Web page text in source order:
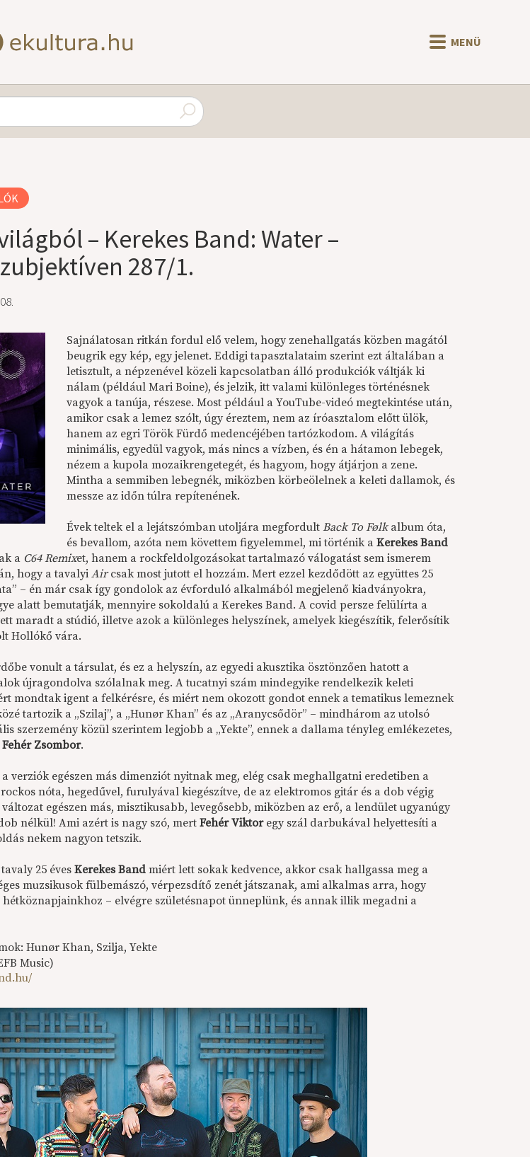
MENÜ
– Kerekes Band: Water –
287/1.
Sajnálatosan ritkán fordul elő velem, hogy zenehallgatás közben magától
beugrik egy kép, egy jelenet. Eddigi tapasztalataim szerint ezt általában a
letisztult, a népzenével közeli kapcsolatban álló produkciók váltják ki
nálam (például Mari Boine), és jelzik, itt valami különleges történésnek
vagyok a tanúja, részese. Most például a YouTube-videó megtekintése után,
amikor csak a lemez szólt, úgy éreztem, nem az íróasztalom előtt ülök,
hanem az egri Török Fürdő medencéjében tartózkodom. A világítás
minimális, egyedül vagyok, más nincs a vízben, és én a hátamon lebegek,
nézem a kupola mozaikrengetegét, és hagyom, hogy átjárjon a zene.
Mintha a semmiben lebegnék, miközben körbeölelnek a keleti dallamok, és
messze az időn túlra repítenének.
Évek teltek el a lejátszómban utoljára megfordultBack To Følkalbum óta,
és bevallom, azóta nem követtem figyelemmel, mi történik aKerekes Band
a C64 Remixet, hanem a rockfeldolgozásokat tartalmazó válogatást sem ismerem
hogy a tavalyiAircsak most jutott el hozzám. Mert ezzel kezdődött az együttes 25
– én már csak így gondolok az évforduló alkalmából megjelenő kiadványokra,
alatt bemutatják, mennyire sokoldalú a Kerekes Band. A covid persze felülírta a
maradt a stúdió, illetve azok a különleges helyszínek, amelyek kiegészítik, felerősítik
Hollókő vára.
vonult a társulat, és ez a helyszín, az egyedi akusztika ösztönzően hatott a
újragondolva szólalnak meg. A tucatnyi szám mindegyike rendelkezik keleti
mondtak igent a felkérésre, és miért nem okozott gondot ennek a tematikus lemeznek
tartozik a „Szilaj”, a „Hunør Khan” és az „Aranycsődör” – mindhárom az utolsó
szerzemény közül szerintem legjobb a „Yekte”, ennek a dallama tényleg emlékezetes,
Fehér Zsombor.
a verziók egészen más dimenziót nyitnak meg, elég csak meghallgatni eredetiben a
nóta, hegedűvel, furulyával kiegészítve, de az elektromos gitár és a dob végig
egészen más, misztikusabb, levegősebb, miközben az erő, a lendület ugyanúgy
nélkül! Ami azért is nagy szó, mertFehér Viktoregy szál darbukával helyettesíti a
nekem nagyon tetszik.
25 évesKerekes Band miért lett sokak kedvence, akkor csak hallgassa meg a
muzsikusok fülbemászó, vérpezsdítő zenét játszanak, ami alkalmas arra, hogy
– elvégre születésnapot ünneplünk, és annak illik megadni a
Hunør Khan, Szilja, Yekte
Music)